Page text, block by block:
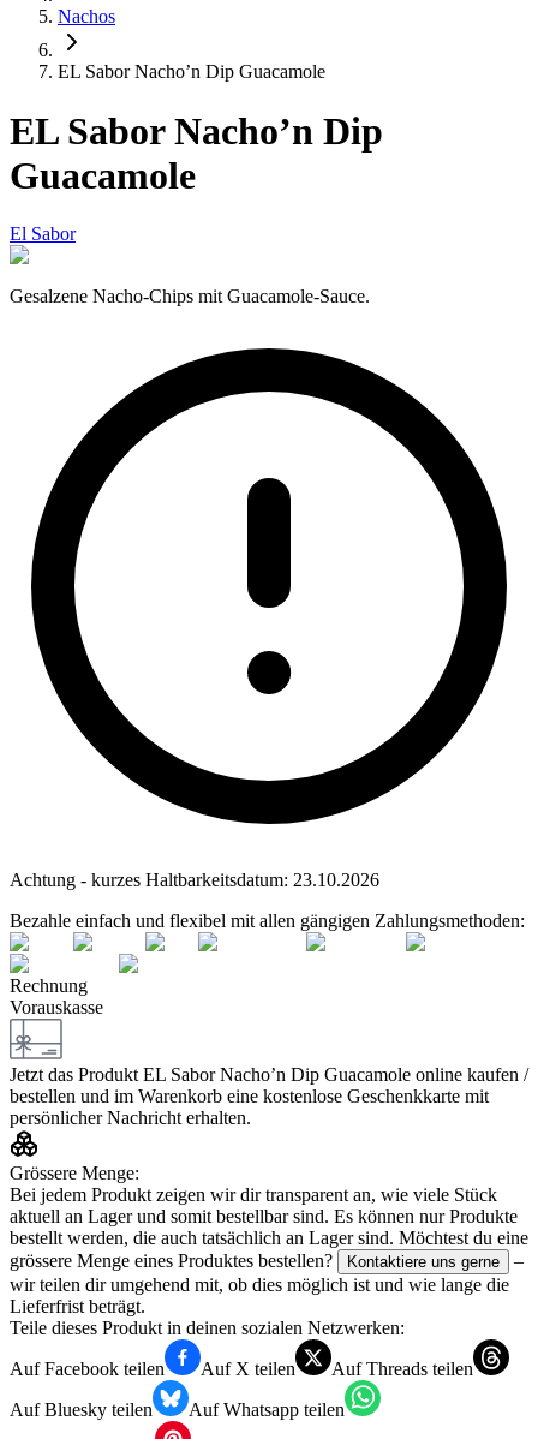
Nachos
EL Sabor Nacho’n Dip Guacamole
EL Sabor Nacho’n Dip
Guacamole
El Sabor
Gesalzene Nacho-Chips mit Guacamole-Sauce.
Achtung - kurzes Haltbarkeitsdatum: 23.10.2026
Bezahle einfach und flexibel mit allen gängigen Zahlungsmethoden:
Rechnung
Vorauskasse
Jetzt das Produkt EL Sabor Nacho’n Dip Guacamole online kaufen /
bestellen und im Warenkorb eine kostenlose Geschenkkarte mit
persönlicher Nachricht erhalten.
Grössere Menge:
Bei jedem Produkt zeigen wir dir transparent an, wie viele Stück
aktuell an Lager und somit bestellbar sind. Es können nur Produkte
bestellt werden, die auch tatsächlich an Lager sind. Möchtest du eine
grössere Menge eines Produktes bestellen?
Kontaktiere uns gerne
–
wir teilen dir umgehend mit, ob dies möglich ist und wie lange die
Lieferfrist beträgt.
Teile dieses Produkt in deinen sozialen Netzwerken:
Auf Facebook teilen
Auf X teilen
Auf Threads teilen
Auf Bluesky teilen
Auf Whatsapp teilen